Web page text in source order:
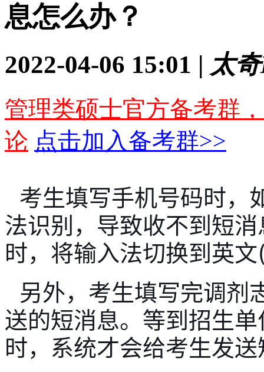
息怎么办？
2022-04-06 15:01 | 太
管理类硕士官方备考群
论 点击加入备考群>>
考生填写手机号码时，
法识别，导致收不到短
时，将输入法切换到英
另外，考生填写完调剂
送的短消息。等到招生
时，系统才会给考生发